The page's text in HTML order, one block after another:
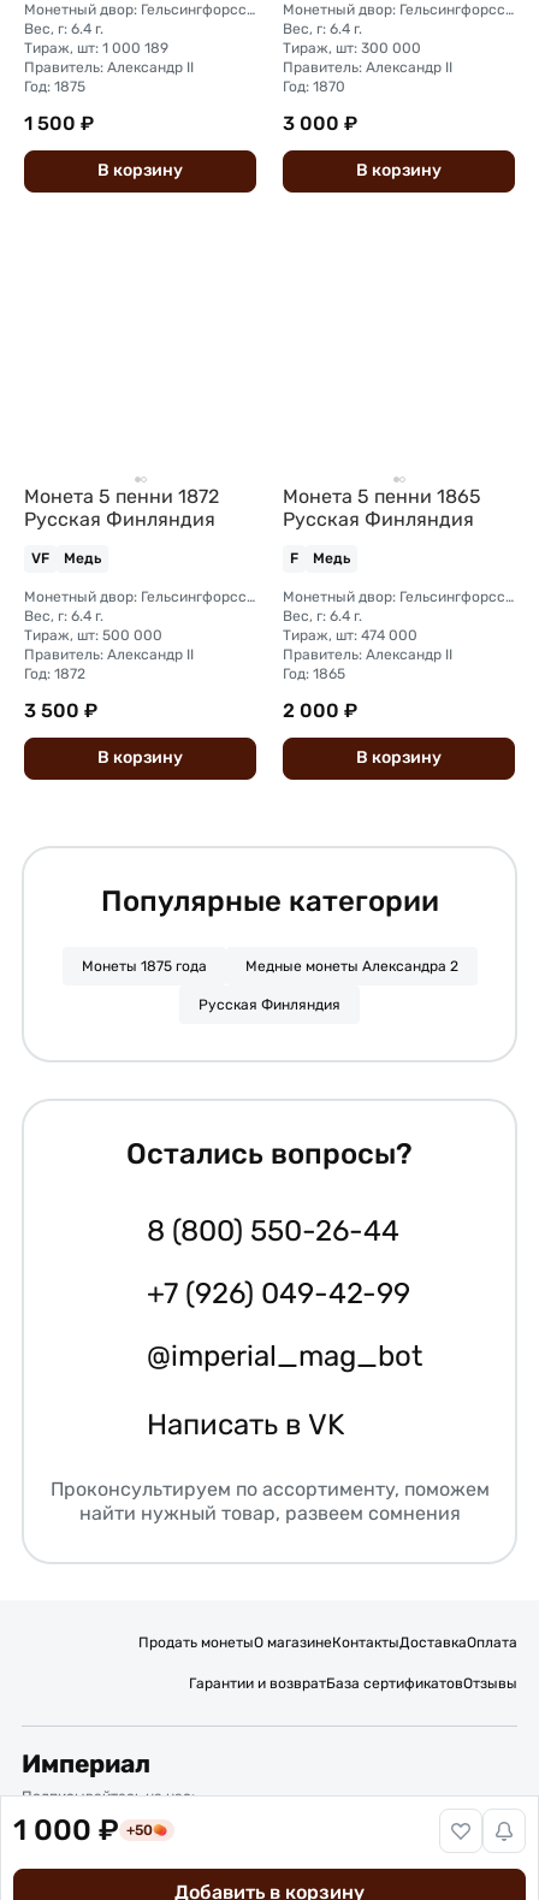
1 000 ₽ +50
Добавить в корзину
Монетный двор: Гельсингфорсский монетный двор (Финляндия)
Вес, г: 6.4 г.
Тираж, шт: 1 000 189
Правитель: Александр II
Год: 1875
1 500 ₽
В корзину
Монетный двор: Гельсингфорсский монетный двор (Финляндия)
Вес, г: 6.4 г.
Тираж, шт: 300 000
Правитель: Александр II
Год: 1870
3 000 ₽
В корзину
Монета 5 пенни 1872
Русская Финляндия
VF Медь
Монетный двор: Гельсингфорсский монетный двор (Финляндия)
Вес, г: 6.4 г.
Тираж, шт: 500 000
Правитель: Александр II
Год: 1872
3 500 ₽
В корзину
Монета 5 пенни 1865
Русская Финляндия
F Медь
Монетный двор: Гельсингфорсский монетный двор (Финляндия)
Вес, г: 6.4 г.
Тираж, шт: 474 000
Правитель: Александр II
Год: 1865
2 000 ₽
В корзину
Популярные категории
Монеты 1875 года Медные монеты Александра 2
Русская Финляндия
Остались вопросы?
8 (800) 550-26-44
+7 (926) 049-42-99
@imperial_mag_bot
Написать в VK
Проконсультируем по ассортименту, поможем
найти нужный товар, развеем сомнения
Продать монетыО магазинеКонтактыДоставкаОплата
Гарантии и возвратБаза сертификатовОтзывы
Империал
Подписывайтесь на нас:
Вакансии
Политика обработки персональных данных